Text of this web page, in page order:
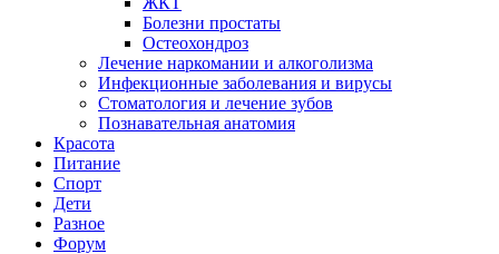
Болезни простаты
Остеохондроз
Лечение наркомании и алкоголизма
Инфекционные заболевания и вирусы
Стоматология и лечение зубов
Познавательная анатомия
Красота
Питание
Спорт
Дети
Разное
Форум